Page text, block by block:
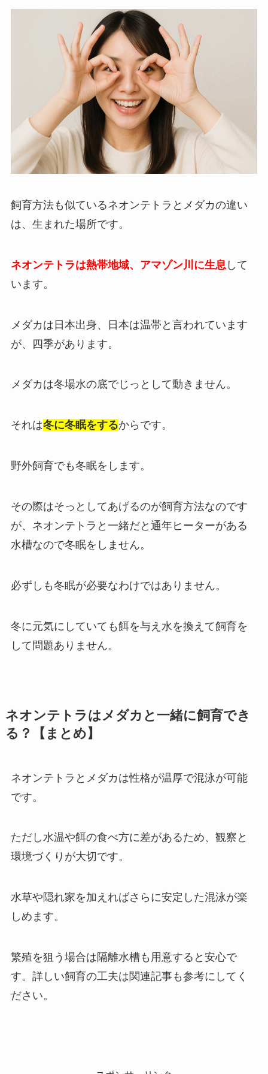
飼育方法も似ているネオンテトラとメダカの違い
は、生まれた場所です。
ネオンテトラは熱帯地域、アマゾン川に生息 して
います。
メダカは日本出身、日本は温帯と言われています
が、四季があります。
メダカは冬場水の底でじっとして動きません。
それは冬に冬眠をするからです。
野外飼育でも冬眠をします。
その際はそっとしてあげるのが飼育方法なのです
が、ネオンテトラと一緒だと通年ヒーターがある
水槽なので冬眠をしません。
必ずしも冬眠が必要なわけではありません。
冬に元気にしていても餌を与え水を換えて飼育を
して問題ありません。
ネオンテトラはメダカと一緒に飼育でき
る？【まとめ】
ネオンテトラとメダカは性格が温厚で混泳が可能
です。
ただし水温や餌の食べ方に差があるため、観察と
環境づくりが大切です。
水草や隠れ家を加えればさらに安定した混泳が楽
しめます。
繁殖を狙う場合は隔離水槽も用意すると安心で
す。詳しい飼育の工夫は関連記事も参考にしてく
ださい。